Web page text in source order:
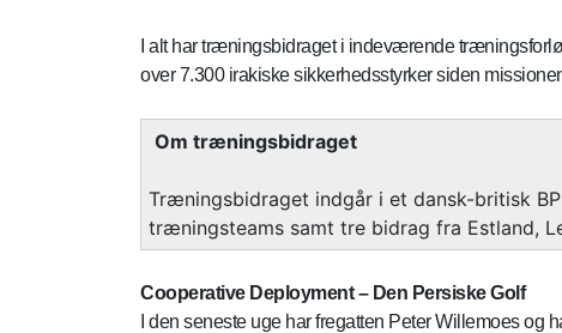
I alt har træningsbidraget i indeværende
over 7.300 irakiske sikkerhedsstyrker siden
Om træningsbidraget
Træningsbidraget indgår i et dansk-britisk
træningsteams samt tre bidrag fra Estland,
Cooperative Deployment – Den Persiske Golf
I den seneste uge har fregatten Peter Willemoes